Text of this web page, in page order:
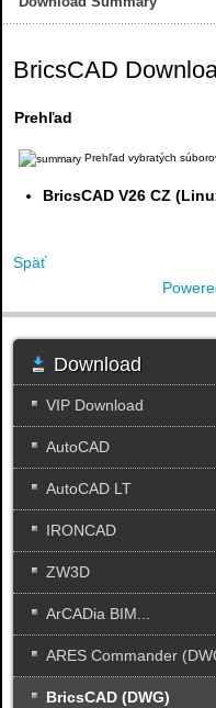
BricsCAD
Prehľad
Prehľad vybratých
BricsCAD V26 CZ
Späť
Download
VIP Download
AutoCAD
AutoCAD LT
IRONCAD
ZW3D
ArCADia BIM...
ARES Commander
BricsCAD (DWG)